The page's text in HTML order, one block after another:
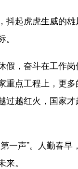
起虎虎生威的雄
，奋斗在工作岗
重点工程上，更
过越红火，国家
声”。人勤春早
。